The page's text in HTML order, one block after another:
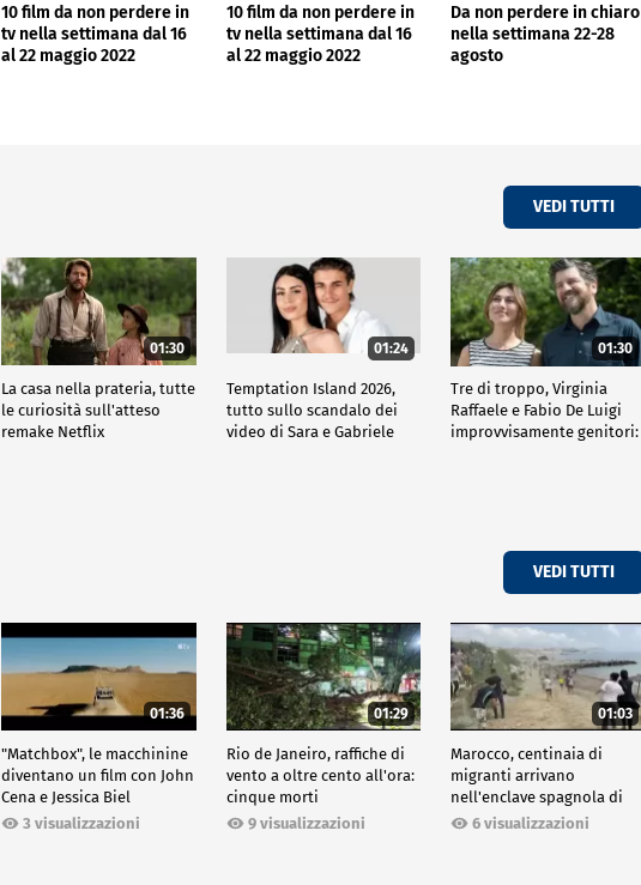
10 film da non perdere in
tv nella settimana dal 16
al 22 maggio 2022
10 film da non perdere in
tv nella settimana dal 16
al 22 maggio 2022
Da non perdere in chiaro
nella settimana 22-28
agosto
VEDI TUTTI
01:30
La casa nella prateria, tutte
le curiosità sull'atteso
remake Netflix
01:24
Temptation Island 2026,
tutto sullo scandalo dei
video di Sara e Gabriele
01:30
Tre di troppo, Virginia
Raffaele e Fabio De Luigi
improvvisamente genitori:
VEDI TUTTI
01:36
"Matchbox", le macchinine
diventano un film con John
Cena e Jessica Biel
3 visualizzazioni
01:29
Rio de Janeiro, raffiche di
vento a oltre cento all'ora:
cinque morti
9 visualizzazioni
01:03
Marocco, centinaia di
migranti arrivano
nell'enclave spagnola di
Ceuta6 visualizzazioni